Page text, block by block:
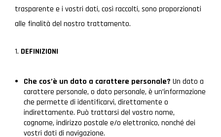
trasparente e i vostri dati, così raccolti, sono proporzionati
alle finalità del nostro trattamento.
DEFINIZIONI
Che cos’è un dato a carattere personale? Un dato a
carattere personale, o dato personale, è un’informazione
che permette di identificarvi, direttamente o
indirettamente. Può trattarsi del vostro nome,
cognome, indirizzo postale e/o elettronico, nonché dei
vostri dati di navigazione.